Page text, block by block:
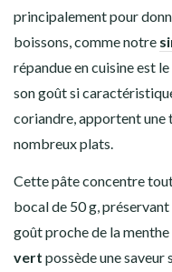
principalement pour
boissons, comme notre
répandue en cuisine est le
son goût si
coriandre, apportent une
nombreux plats.
Cette pâte concentre tout
bocal de 50 g,
goût proche de la
vert possède une saveur